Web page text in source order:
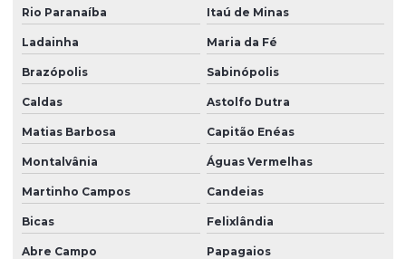
Rio Paranaíba Itaú de Minas
Ladainha Maria da Fé
Brazópolis Sabinópolis
Caldas Astolfo Dutra
Matias Barbosa Capitão Enéas
Montalvânia Águas Vermelhas
Martinho Campos Candeias
Bicas Felixlândia
Abre Campo Papagaios